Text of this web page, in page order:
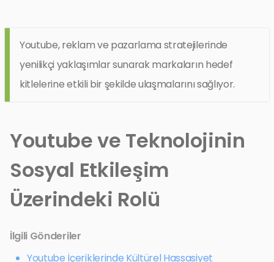
Youtube, reklam ve pazarlama stratejilerinde
yenilikçi yaklaşımlar sunarak markaların hedef
kitlelerine etkili bir şekilde ulaşmalarını sağlıyor.
Youtube ve Teknolojinin
Sosyal Etkileşim
Üzerindeki Rolü
İlgili Gönderiler
Youtube İçeriklerinde Kültürel Hassasiyet